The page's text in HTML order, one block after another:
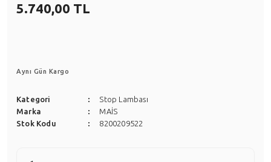
5.740,00 TL
Aynı Gün Kargo
Kategori
Stop Lambası
Marka
MAİS
Stok Kodu
8200209522